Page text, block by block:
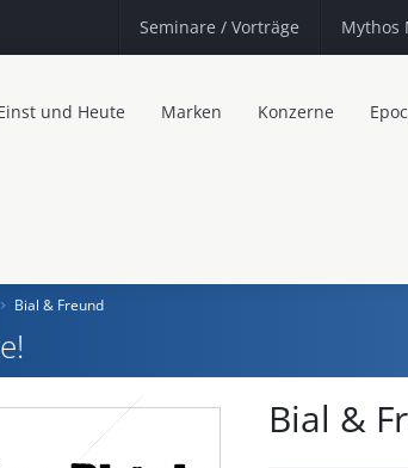
Seminare / Vorträge Mythos
und Heute Marken Konzerne
Bial & Freund
Bial &